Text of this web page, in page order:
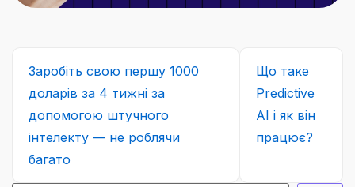
Заробіть свою першу 1000
доларів за 4 тижні за
допомогою штучного
інтелекту — не роблячи
багато
Що таке
Predictive
AI і як він
працює?